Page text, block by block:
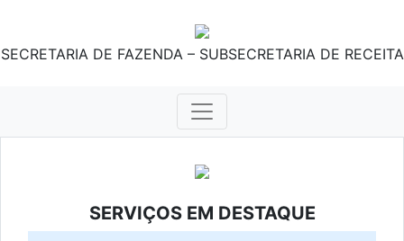
SECRETARIA DE FAZENDA – SUBSECRETARIA DE RECEITA
SERVIÇOS EM DESTAQUE